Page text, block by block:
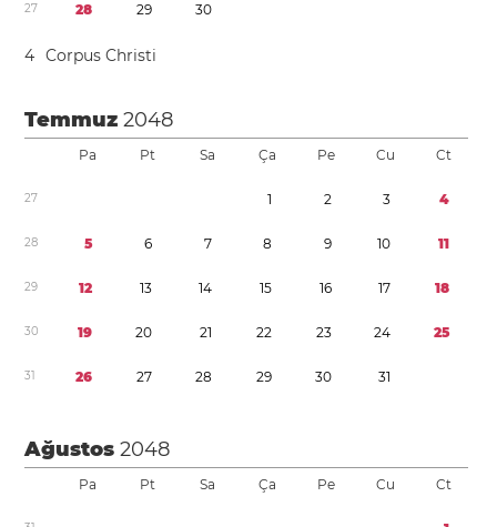
27 28 29 30
4 Corpus Christi
Temmuz2048
Pa Pt Sa Ça Pe Cu Ct
27 1 2 3 4
28 5 6 7 8 9 10 11
29 12 13 14 15 16 17 18
30 19 20 21 22 23 24 25
31 26 27 28 29 30 31
Ağustos2048
Pa Pt Sa Ça Pe Cu Ct